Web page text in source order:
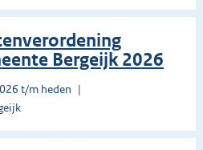
Bergeijk 2026
t/m heden